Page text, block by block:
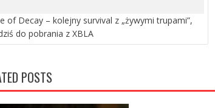
of Decay – kolejny survival z „żywymi trupami”,
do pobrania z XBLA
POSTS